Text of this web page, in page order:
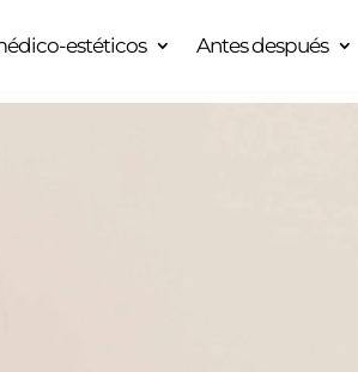
estéticos Antes después